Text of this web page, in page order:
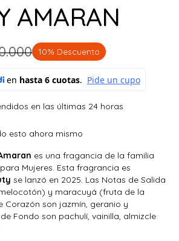
AMARAN
10% Descuento
en las últimas 24 horas
esto ahora mismo
es una fragancia de la familia
Mujeres. Esta fragrancia es
se lanzó en 2025. Las Notas de Salida
y maracuyá (fruta de la
Corazón son jazmín, geranio y
Fondo son pachulí, vainilla, almizcle